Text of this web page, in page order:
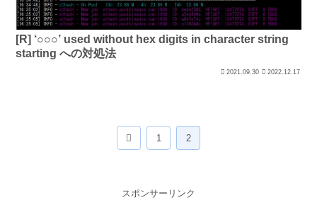
[R] ‘○○○’ used without hex digits in character string
starting への対処法
2021.09.30 2022.12.17
前 1 2
スポンサーリンク